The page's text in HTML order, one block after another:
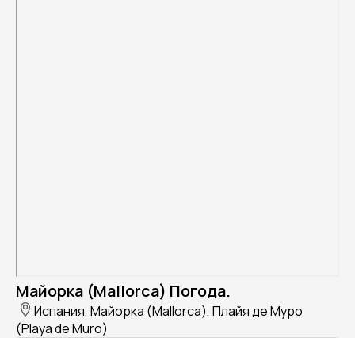
Майорка (Mallorca) Погода.
Испания, Майорка (Mallorca), Плайя де Муро
(Playa de Muro)